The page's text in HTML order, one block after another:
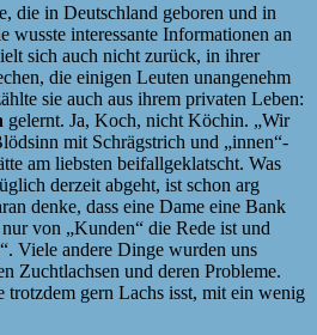
die in Deutschland geboren und in
wusste interessante Informationen an
sich auch nicht zurück, in ihrer
die einigen Leuten unangenehm
sie auch aus ihrem privaten Leben:
gelernt. Ja, Koch, nicht Köchin. „Wir
mit Schrägstrich und „innen“-
am liebsten beifallgeklatscht. Was
derzeit abgeht, ist schon arg
denke, dass eine Dame eine Bank
von „Kunden“ die Rede ist und
Viele andere Dinge wurden uns
Zuchtlachsen und deren Probleme.
trotzdem gern Lachs isst, mit ein wenig